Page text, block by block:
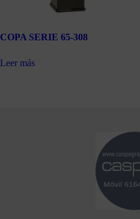
COPA SERIE 65-308
Leer más